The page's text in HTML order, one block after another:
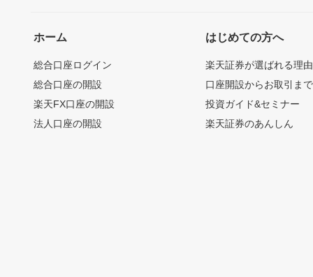
ホーム
総合口座ログイン
総合口座の開設
楽天FX口座の開設
法人口座の開設
はじめての方へ
楽天証券が選ばれる理由
口座開設からお取引ま
投資ガイド&セミナー
楽天証券のあんしん